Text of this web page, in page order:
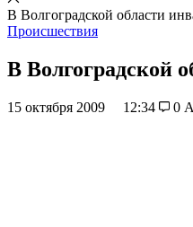
В Волгоградской области
Происшествия
В Волгоградской
15 октября 2009 12:34 0